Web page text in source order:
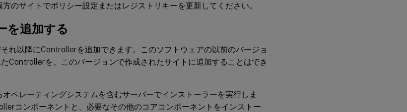
方のサイトでポリシー設定またはレジストリキーを更新してください。
を追加する
れ以降にControllerを追加できます。このソフトウェアの以前のバージョ
Controllerを、このバージョンで作成されたサイトに追加することはでき
ペレーティングシステムを含むサーバーでインストーラーを実行しま
コンポーネントと、必要なその他のコアコンポーネントをインストー